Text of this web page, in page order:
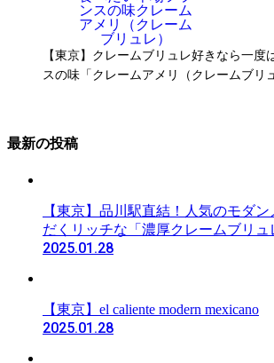
【東京】クレームブリュレ好きなら一度
スの味「クレームアメリ（クレームブリ
最新の投稿
【東京】品川駅直結！人気のモダ
だくリッチな「濃厚クレームブリュ
2025.01.28
【東京】el caliente modern mexicano
2025.01.28